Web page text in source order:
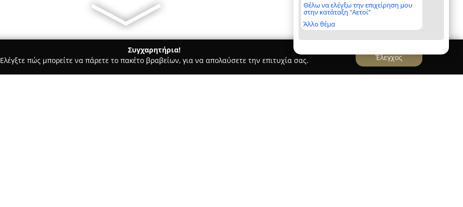
Θέλω να ελέγξω την επιχείρηση μου
στην κατάταξη "Αετοί"
Άλλο θέμα
Συγχαρητήρια!
Ελέγξτε πώς μπορείτε να πάρετε το πακέτο βραβείων, για να απολαύσετε την επιτυχία σας.
Έλεγχος